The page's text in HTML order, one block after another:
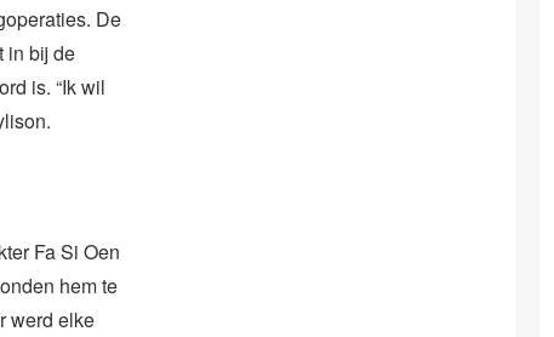
De
in bij de
is. “Ik wil
Fa Si Oen
hem te
werd elke